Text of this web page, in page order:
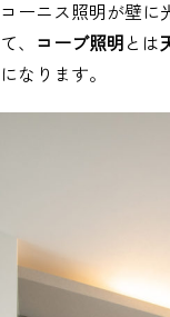
コーニス照明が壁に
て、 コーブ照明 とは
になります。